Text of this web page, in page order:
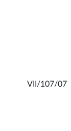
VII/107/07